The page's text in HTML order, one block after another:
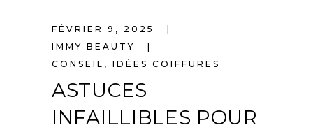
FÉVRIER 9, 2025
IMMY BEAUTY
CONSEIL , IDÉES COIFFURES
ASTUCES
INFAILLIBLES POUR